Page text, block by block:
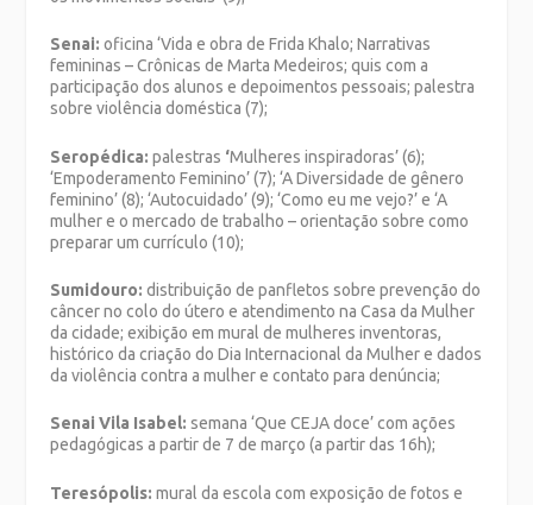
Senai:oficina ‘Vida e obra de Frida Khalo; Narrativas
femininas – Crônicas de Marta Medeiros; quis com a
participação dos alunos e depoimentos pessoais; palestra
sobre violência doméstica (7);
Seropédica:palestras ‘Mulheres inspiradoras’ (6);
‘Empoderamento Feminino’ (7); ‘A Diversidade de gênero
feminino’ (8); ‘Autocuidado’ (9); ‘Como eu me vejo?’ e ‘A
mulher e o mercado de trabalho – orientação sobre como
preparar um currículo (10);
Sumidouro:distribuição de panfletos sobre prevenção do
câncer no colo do útero e atendimento na Casa da Mulher
da cidade; exibição em mural de mulheres inventoras,
histórico da criação do Dia Internacional da Mulher e dados
da violência contra a mulher e contato para denúncia;
Senai Vila Isabel:semana ‘Que CEJA doce’ com ações
pedagógicas a partir de 7 de março (a partir das 16h);
Teresópolis:mural da escola com exposição de fotos e